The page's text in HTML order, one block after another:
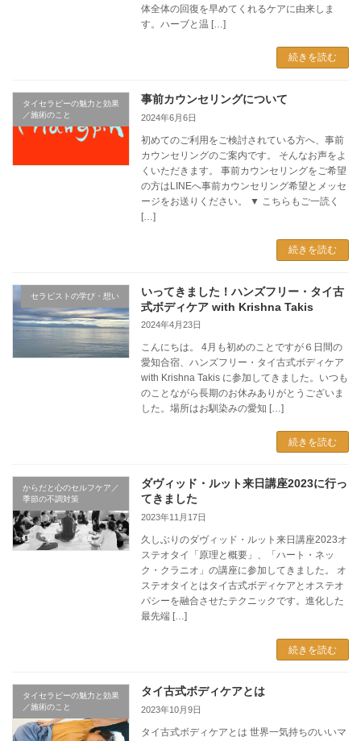
体全体の回復を早めてくれるケアに由来しま
す。ハーブと温 […]
続きを読む
タイセラピーの魅力と効果
／施術のこと
事前カウンセリングについて
2024年6月6日
初めてのご利用をご検討されている方へ、事前
カウンセリングのご案内です。 そんなお声をよ
くいただきます。 事前カウンセリングをご希望
の方はLINEへ事前カウンセリング希望とメッセ
ージをお送りください。 ▼ こちらもご一読く
[…]
続きを読む
セラピストの学び・想い
いってきました！ハンズフリー・タイ古
式ボディケア with Krishna Takis
2024年4月23日
こんにちは。 4月も初めのことですが６日間の
愛知合宿、ハンズフリー・タイ古式ボディケア
with Krishna Takis に参加してきました。いつも
のことながら長期のお休みありがとうございま
した。場所はお馴染みの愛知 […]
続きを読む
からだと心のセルフケア／
季節の不調対策
ダヴィッド・ルット来日講座2023に行っ
てきました
2023年11月17日
久しぶりのダヴィッド・ルット来日講座2023オ
ステオタイ「原理と概要」、「ハート・ネッ
ク・クラニオ」の講座に参加してきました。 オ
ステオタイとはタイ古式ボディケアとオステオ
パシーを融合させたテクニックです。進化した
最先端 […]
続きを読む
タイセラピーの魅力と効果
／施術のこと
タイ古式ボディケアとは
2023年10月9日
タイ古式ボディケアとは 世界一気持ちのいいマ